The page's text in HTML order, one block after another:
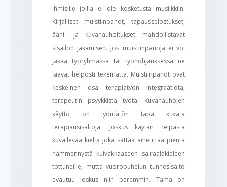
ihmisille joilla ei ole kosketusta musiikkiin.
Kirjalliset muistiinpanot, tapausselostukset,
ääni- ja kuvanauhoitukset mahdollistavat
sisällön jakamisen. Jos muistiinpanoja ei voi
jakaa työryhmässä tai työnohjauksessa ne
jäävät helposti tekemättä. Muistiinpanot ovat
keskeinen osa terapiatyön integraatiota,
terapeutin psyykkistä työtä. Kuvanauhojen
käyttö on lyömätön tapa kuvata
terapiansisältöjä. Joskus käytän reipasta
kuvailevaa kieltä joka sattaa aiheuttaa pientä
hämmennystä kuivakkaaseen sairaalakieleen
tottuneille, mutta vuoropuhelun tunnesisältö
avautuu joskus niin paremmin. Tämä on